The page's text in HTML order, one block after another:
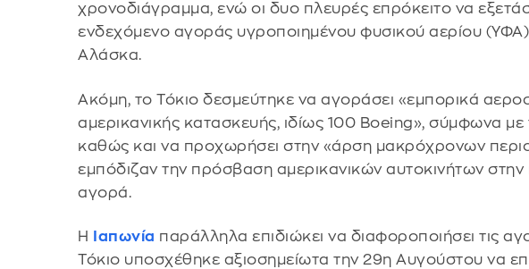
χρονοδιάγραμμα, ενώ οι δυο πλευρές επρόκειτο να
ενδεχόμενο αγοράς υγροποιημένου φυσικού αερίου
Αλάσκα.
Ακόμη, το Τόκιο δεσμεύτηκε να αγοράσει «εμπορικά
αμερικανικής κατασκευής, ιδίως 100 Boeing», σύμφωνα
καθώς και να προχωρήσει στην «άρση μακρόχρονων
εμπόδιζαν την πρόσβαση αμερικανικών αυτοκινήτων στην
αγορά.
Η Ιαπωνία παράλληλα επιδιώκει να διαφοροποιήσει τις
Τόκιο υποσχέθηκε αξιοσημείωτα την 29η Αυγούστου να